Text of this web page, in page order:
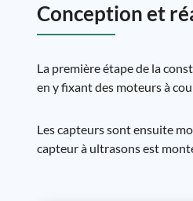
Conception et
La première étape de la
en y fixant des moteurs à
Les capteurs sont ensuite
capteur à ultrasons est